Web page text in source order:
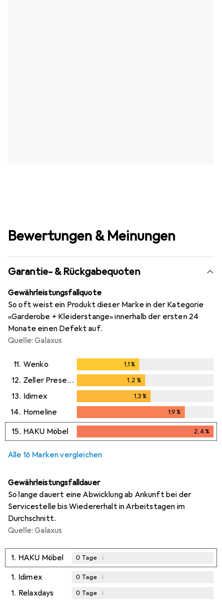
Bewertungen & Meinungen
Garantie- & Rückgabequoten
Gewährleistungsfallquote
So oft weist ein Produkt dieser Marke in der Kategorie
«Garderobe + Kleiderstange» innerhalb der ersten 24
Monate einen Defekt auf.
Quelle: Galaxus
11. Wenko 1,1%
12. Zeller Present 1,2 %
13. Idimex 1,3%
14. Homeline 1,9%
15. HAKU Möbel 2,4%
2,4%
Alle 16 Marken vergleichen
Gewährleistungsfalldauer
So lange dauert eine Abwicklung ab Ankunft bei der
Servicestelle bis Wiedererhalt in Arbeitstagen im
Durchschnitt.
Quelle: Galaxus
1. HAKU Möbel 0 Tage i
1. Idimex 0 Tage i
1. Relaxdays 0 Tage i